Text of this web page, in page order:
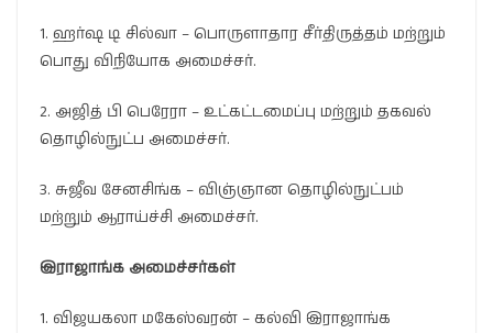
1. ஹர்ஷ டி சில்வா – பொருளாதார சீர்திருத்தம் மற்றும்
பொது விநியோக அமைச்சர்.
2. அஜித் பி பெரேரா – உட்கட்டமைப்பு மற்றும் தகவல்
தொழில்நுட்ப அமைச்சர்.
3. சுஜீவ சேனசிங்க – விஞ்ஞான தொழில்நுட்பம்
மற்றும் ஆராய்ச்சி அமைச்சர்.
இராஜாங்க அமைச்சர்கள்
1. விஜயகலா மகேஸ்வரன் – கல்வி இராஜாங்க